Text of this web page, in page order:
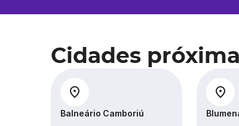
Cidades
Balneário Camboriú